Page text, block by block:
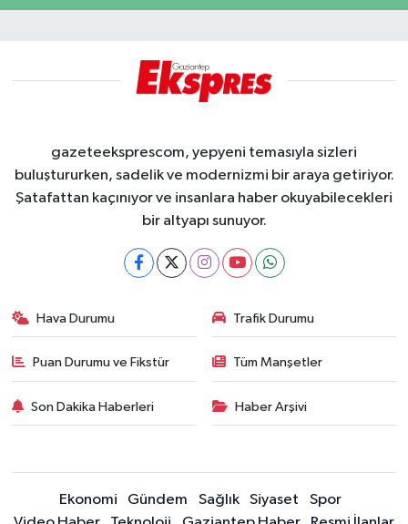
gazeteeksprescom, yepyeni temasıyla sizleri
buluştururken, sadelik ve modernizmi bir araya getiriyor.
Şatafattan kaçınıyor ve insanlara haber okuyabilecekleri
bir altyapı sunuyor.
Hava Durumu Trafik Durumu
Puan Durumu ve Fikstür Tüm Manşetler
Son Dakika Haberleri Haber Arşivi
Ekonomi Gündem Sağlık Siyaset
Spor